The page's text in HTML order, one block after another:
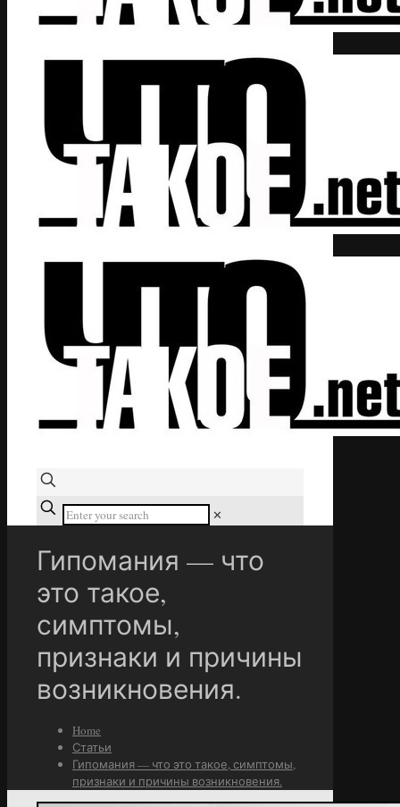
✕
Гипомания — что
это такое,
симптомы,
признаки и причины
возникновения.
Home
Статьи
Гипомания — что это такое, симптомы,
признаки и причины возникновения.